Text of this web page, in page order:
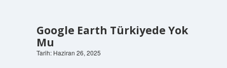
Google Earth Türkiyede Yok
Mu
Tarih: Haziran 26, 2025